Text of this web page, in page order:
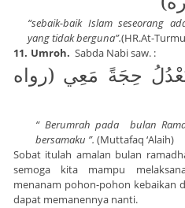
“sebaik-baik Islam seseorang
yang tidak berguna”.(HR.At-
11. Umroh. Sabda Nabi saw. :
حِجَةً مَعِي (رواه
“ Berumrah pada
bulan
bersamaku ”. (Muttafaq ‘Alaih)
Sobat itulah amalan bulan
semoga kita mampu
menanam pohon-pohon kebaikan
dapat memanennya nanti.